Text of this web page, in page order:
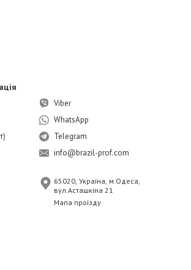
Viber
WhatsApp
Telegram
info@brazil-prof.com
65020, Україна, м.Одеса,
вул.Асташкіна 21
Мапа проїзду